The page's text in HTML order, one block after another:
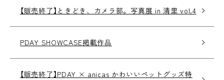
【販売終了】ときどき、カメラ部。写真展 in 清里 vol.4
PDAY SHOWCASE掲載作品
【販売終了】PDAY × anicas かわいいペットグッズ特